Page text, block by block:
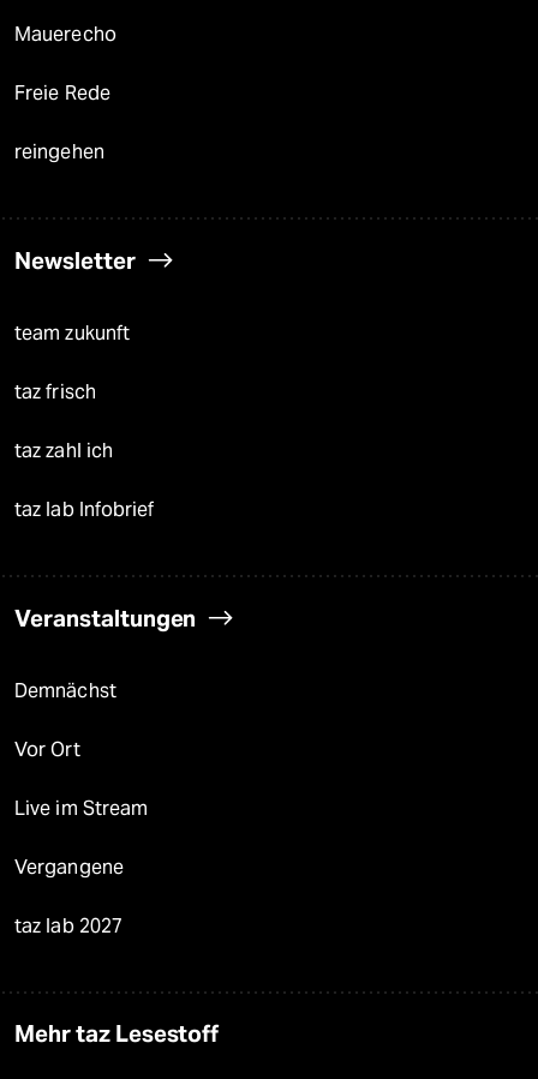
Mauerecho
Freie Rede
reingehen
Newsletter
team zukunft
taz frisch
taz zahl ich
taz lab Infobrief
Veranstaltungen
Demnächst
Vor Ort
Live im Stream
Vergangene
taz lab 2027
Mehr taz Lesestoff